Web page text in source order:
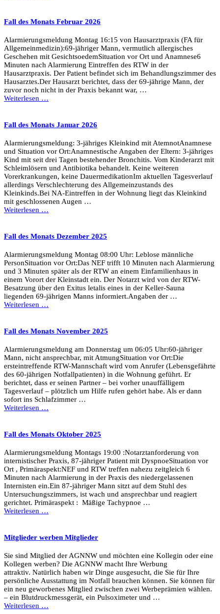
Fall des Monats Februar 2026
Alarmierungsmeldung Montag 16:15 von Hausarztpraxis (FA für
Allgemeinmedizin):69-jähriger Mann, vermutlich allergisches
Geschehen mit GesichtsoedemSituation vor Ort und Anamnese6
Minuten nach Alarmierung Eintreffen des RTW in der
Hausarztpraxis. Der Patient befindet sich im Behandlungszimmer des
Hausarztes.Der Hausarzt berichtet, dass der 69-jährige Mann, der
zuvor noch nicht in der Praxis bekannt war, …
Weiterlesen …
Fall des Monats Januar 2026
Alarmierungsmeldung: 3-jähriges Kleinkind mit AtemnotAnamnese
und Situation vor Ort:Anamnestische Angaben der Eltern: 3-jähriges
Kind mit seit drei Tagen bestehender Bronchitis. Vom Kinderarzt mit
Schleimlösern und Antibiotika behandelt. Keine weiteren
Vorerkrankungen, keine DauermedikationIm aktuellen Tagesverlauf
allerdings Verschlechterung des Allgemeinzustands des
Kleinkinds.Bei NA-Eintreffen in der Wohnung liegt das Kleinkind
mit geschlossenen Augen …
Weiterlesen …
Fall des Monats Dezember 2025
Alarmierungsmeldung Montag 08:00 Uhr: Leblose männliche
PersonSituation vor Ort:Das NEF trifft 10 Minuten nach Alarmierung
und 3 Minuten später als der RTW an einem Einfamilienhaus in
einem Vorort der Kleinstadt ein. Der Notarzt wird von der RTW-
Besatzung über den Exitus letalis eines in der Keller-Sauna
liegenden 69-jährigen Manns informiert.Angaben der …
Weiterlesen …
Fall des Monats November 2025
Alarmierungsmeldung am Donnerstag um 06:05 Uhr:60-jähriger
Mann, nicht ansprechbar, mit AtmungSituation vor Ort:Die
ersteintreffende RTW-Mannschaft wird vom Anrufer (Lebensgefährte
des 60-jährigen Notfallpatienten) in die Wohnung geführt. Er
berichtet, dass er seinen Partner – bei vorher unauffälligem
Tagesverlauf – plötzlich um Hilfe rufen gehört habe. Als er dann
sofort ins Schlafzimmer …
Weiterlesen …
Fall des Monats Oktober 2025
Alarmierungsmeldung Montags 19:00 :Notarztanforderung von
internistischer Praxis, 87-jähriger Patient mit DyspnoeSituation vor
Ort , Primäraspekt:NEF und RTW treffen nahezu zeitgleich 6
Minuten nach Alarmierung in der Praxis des niedergelassenen
Internisten ein.Ein 87-jähriger Mann sitzt auf dem Stuhl des
Untersuchungszimmers, ist wach und ansprechbar und reagiert
gerichtet. Primäraspekt : Mäßige Tachypnoe …
Weiterlesen …
Mitglieder werben Mitglieder
Sie sind Mitglied der AGNNW und möchten eine Kollegin oder eine
Kollegen werben? Die AGNNW macht Ihre Werbung
attraktiv. Natürlich haben wir Dinge ausgesucht, die Sie für Ihre
persönliche Ausstattung im Notfall brauchen können. Sie können für
ein neu geworbenes Mitglied zwischen zwei Werbeprämien wählen.
– ein Blutdruckmessgerät, ein Pulsoximeter und …
Weiterlesen …